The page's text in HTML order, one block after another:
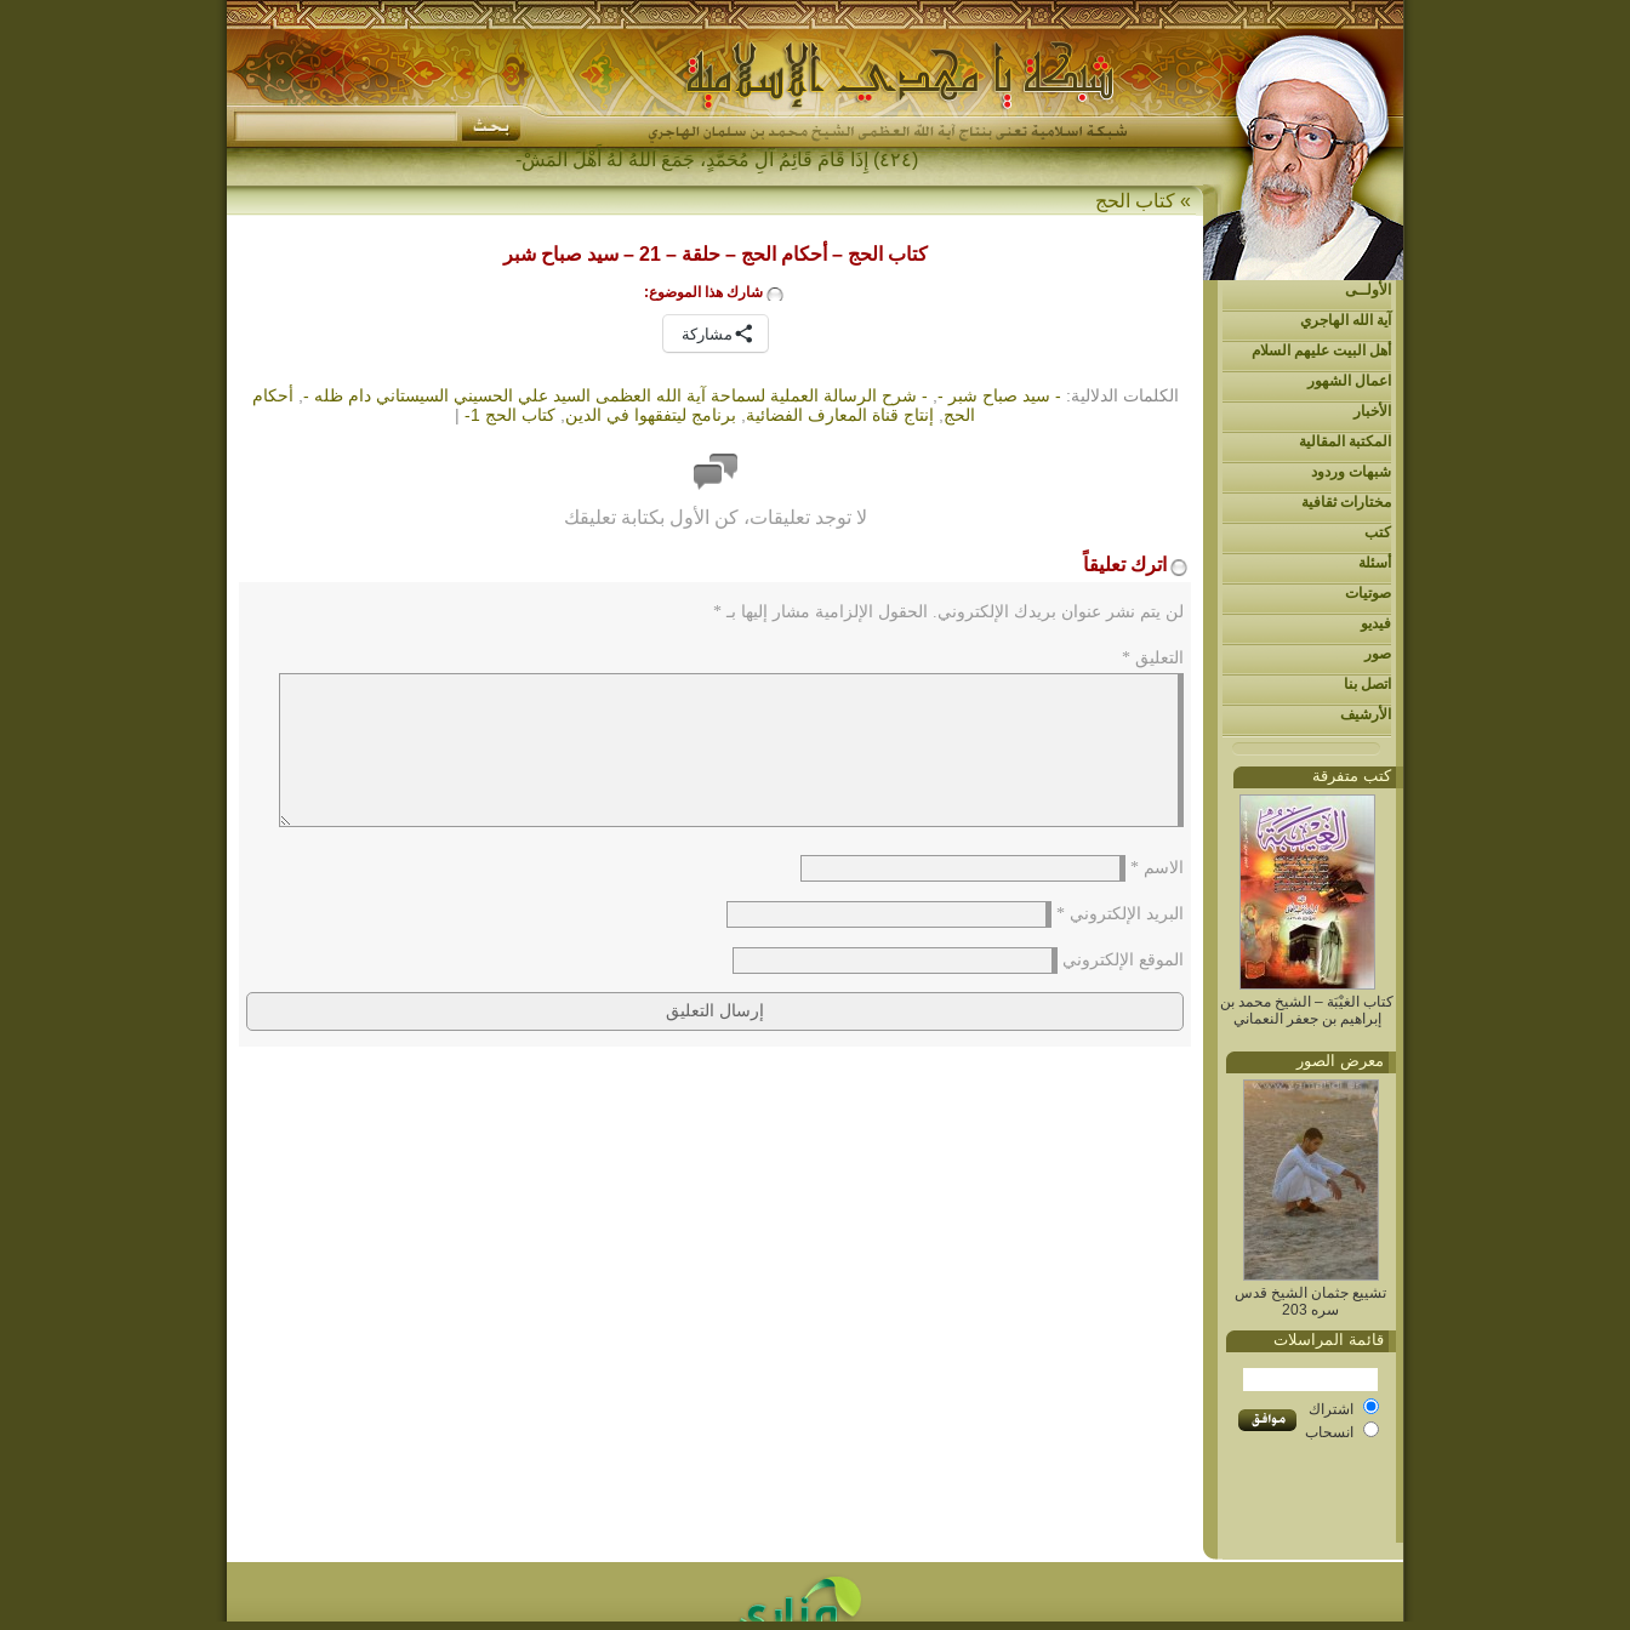
(٤٢٤) إِذَا قَامَ قَائِمُ آلِ مُحَمَّدٍ، جَمَعَ اللهُ لَهُ أَهْلَ المَشْرِقِ وَ_
الأولــى
آية الله الهاجري
أهل البيت عليهم السلام
اعمال الشهور
الأخبار
المكتبة المقالية
شبهات وردود
مختارات ثقافية
كتب
أسئلة
صوتيات
فيديو
صور
اتصل بنا
الأرشيف
كتب متفرقة
كتاب الغيْبَة – الشيخ محمد بن
إبراهيم بن جعفر النعماني
معرض الصور
تشييع جثمان الشيخ قدس
سره 203
قائمة المراسلات
اشتراك
انسحاب
»كتاب الحج
كتاب الحج – أحكام الحج – حلقة – 21 – سيد صباح شبر
شارك هذا الموضوع:
مشاركة
الكلمات الدلالية: - سيد صباح شبر - - شرح الرسالة العملية لسماحة آية الله العظمى السيد علي الحسيني السيستاني دام ظله - أحكام
الحج
إنتاج قناة المعارف الفضائية برنامج ليتفقهوا في الدين كتاب الحج 1- |
لا توجد تعليقات، كن الأول بكتابة تعليقك
اترك تعليقاً
لن يتم نشر عنوان بريدك الإلكتروني. الحقول الإلزامية مشار إليها بـ *
التعليق *
الاسم *
البريد الإلكتروني *
الموقع الإلكتروني